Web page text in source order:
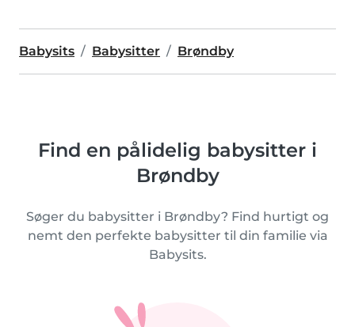
Babysits Babysitter Brøndby
Find en pålidelig babysitter i
Brøndby
Søger du babysitter i Brøndby? Find hurtigt og
nemt den perfekte babysitter til din familie via
Babysits.